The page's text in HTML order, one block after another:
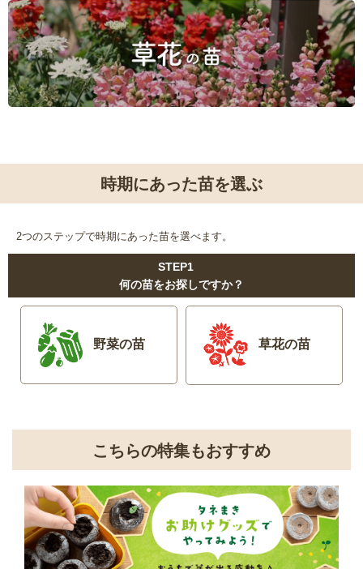
時期にあった苗を選ぶ
2つのステップで時期にあった苗を選べます。
STEP1
何の苗をお探しですか？
野菜の苗 草花の苗
こちらの特集もおすすめ